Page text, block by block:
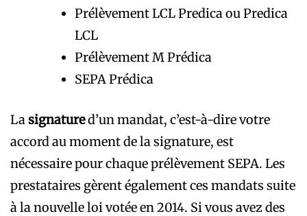
Prélèvement LCL Predica ou Predica
LCL
Prélèvement M Prédica
SEPA Prédica
Lasignatured’un mandat, c’est-à-dire votre
accord au moment de la signature, est
nécessaire pour chaque prélèvement SEPA. Les
prestataires gèrent également ces mandats suite
à la nouvelle loi votée en 2014. Si vous avez des